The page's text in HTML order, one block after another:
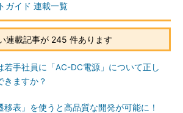
ガイド 連載一覧
連載記事が 245 件あります
若手社員に「AC-DC電源」について正し
きますか？
移表」を使うと高品質な開発が可能に！